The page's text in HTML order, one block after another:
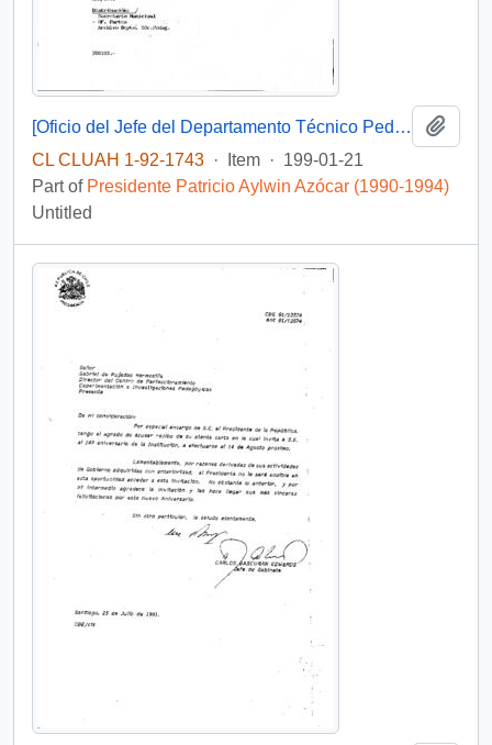
[Oficio del Jefe del Departamento Técnico Pedagógico de la Municipalidad de Santiago dirigido al Jefe de Gabinete Presidencial]
CL CLUAH 1-92-1743 · Item · 199-01-21
Part of Presidente Patricio Aylwin Azócar (1990-1994)
Untitled